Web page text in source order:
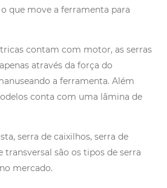
que move a ferramenta para
contam com motor, as serras
através da força do
a ferramenta. Além
conta com uma lâmina de
serra de caixilhos, serra de
transversal são os tipos de serra
mercado.